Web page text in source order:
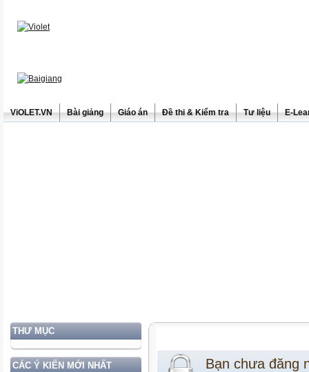
ViOLET.VN Bài giảng Giáo án Đề thi & Kiểm tra Tư liệu E-
THƯ MỤC
CÁC Ý KIẾN MỚI NHẤT Bạn chưa đăng